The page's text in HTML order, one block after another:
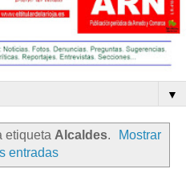
▼
etiqueta Alcaldes.
Mostrar
entradas